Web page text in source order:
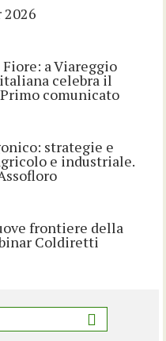
a Viareggio
celebra il
comunicato
strategie e
e industriale.
frontiere della
Coldiretti